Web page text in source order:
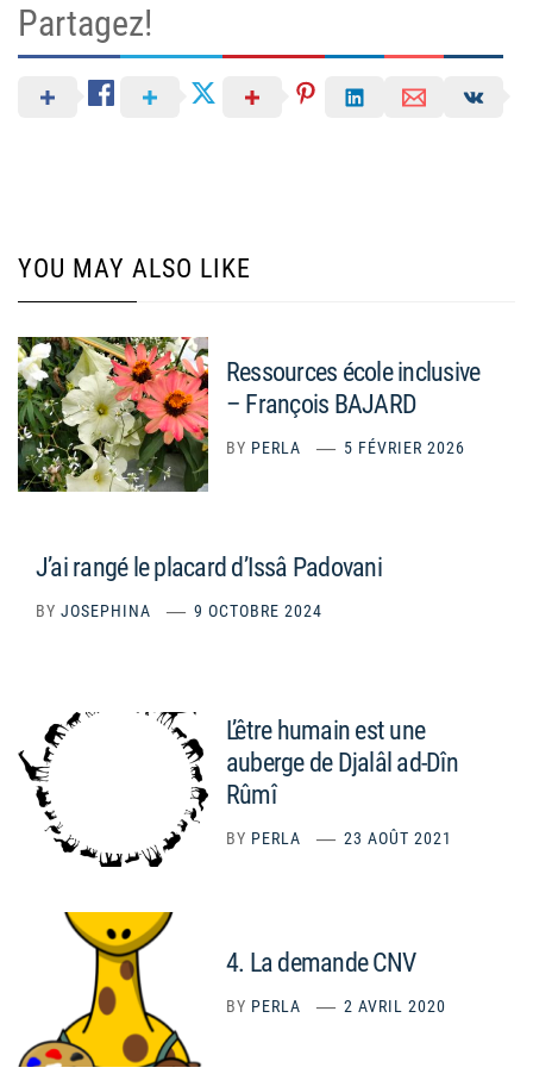
Partagez!
YOU MAY ALSO LIKE
Ressources école inclusive
– François BAJARD
BY PERLA 5 FÉVRIER 2026
J’ai rangé le placard d’Issâ Padovani
BY JOSEPHINA 9 OCTOBRE 2024
L’être humain est une
auberge de Djalâl ad-Dîn
Rûmî
BY PERLA 23 AOÛT 2021
4. La demande CNV
BY PERLA 2 AVRIL 2020